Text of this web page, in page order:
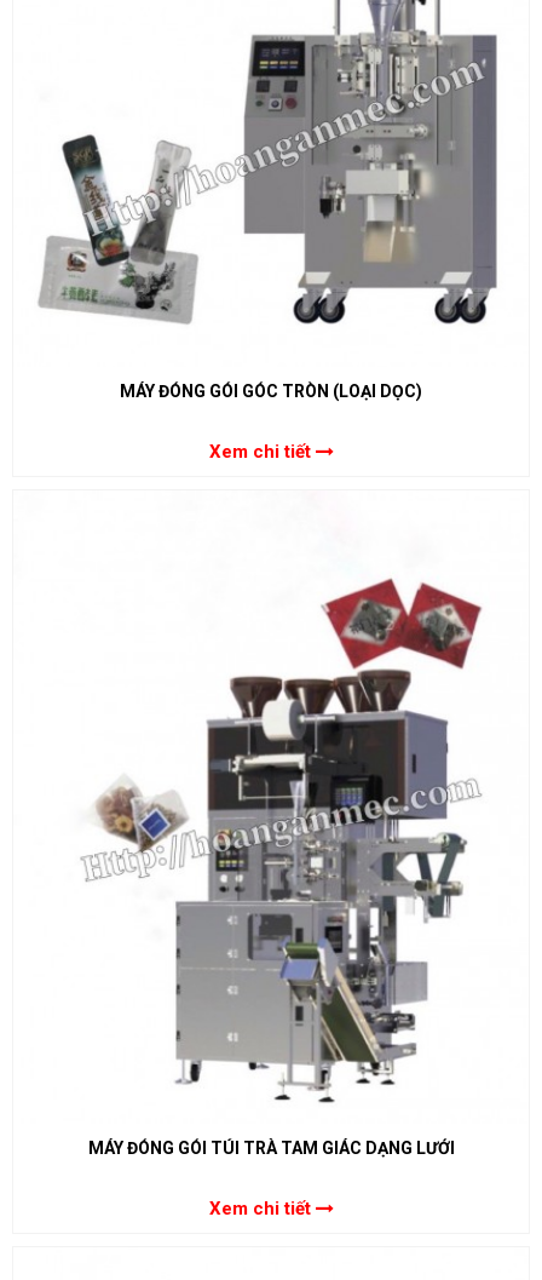
MÁY ĐÓNG GÓI GÓC TRÒN (LOẠI DỌC)
Xem chi tiết
MÁY ĐÓNG GÓI TÚI TRÀ TAM GIÁC DẠNG LƯỚI
Xem chi tiết